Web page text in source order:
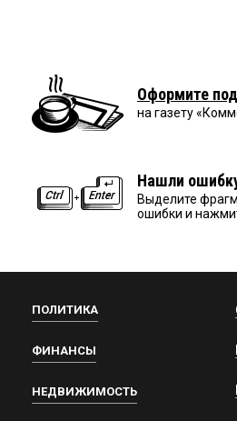
Оформите
на газету
Нашли
Выделите
ошибки и
ПОЛИТИКА
ФИНАНСЫ
НЕДВИЖИМОСТЬ